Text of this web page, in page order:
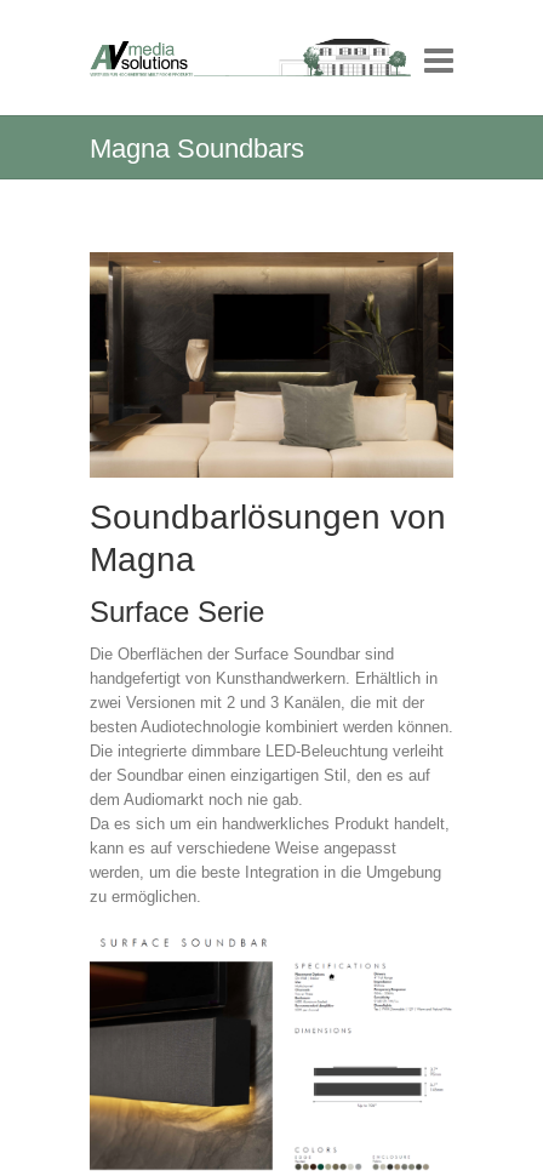
Magna Soundbars
Soundbarlösungen von
Magna
Surface Serie
Die Oberflächen der Surface Soundbar sind
handgefertigt von Kunsthandwerkern. Erhältlich in
zwei Versionen mit 2 und 3 Kanälen, die mit der
besten Audiotechnologie kombiniert werden können.
Die integrierte dimmbare LED-Beleuchtung verleiht
der Soundbar einen einzigartigen Stil, den es auf
dem Audiomarkt noch nie gab.
Da es sich um ein handwerkliches Produkt handelt,
kann es auf verschiedene Weise angepasst
werden, um die beste Integration in die Umgebung
zu ermöglichen.